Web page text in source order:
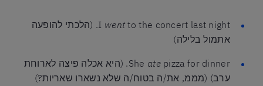
I went
to the concert last night. (הלכתי להופעה
אתמול בלילה)
She ate
pizza for dinner. (היא אכלה פיצה לארוחת
ערב) (מממ, את/ה בטוח/ה שלא נשארו שאריות?)